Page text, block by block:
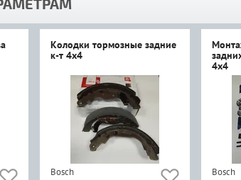
Колодки тормозные задние
к-т 4x4
Bosch
4x4
Bosch